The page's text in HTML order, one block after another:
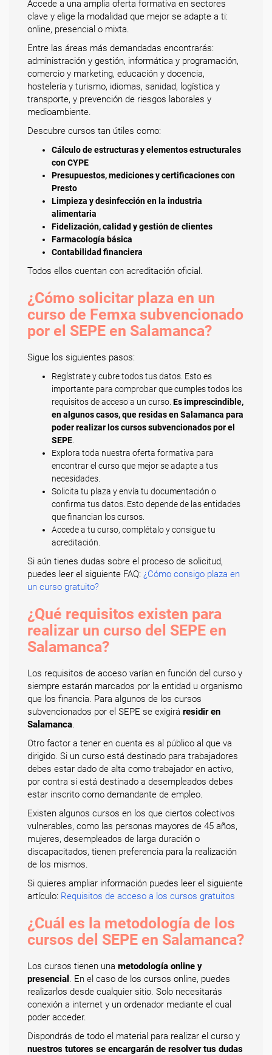
Accede a una amplia oferta formativa en sectores
clave y elige la modalidad que mejor se adapte a ti:
online, presencial o mixta.
Entre las áreas más demandadas encontrarás:
administración y gestión, informática y programación,
comercio y marketing, educación y docencia,
hostelería y turismo, idiomas, sanidad, logística y
transporte, y prevención de riesgos laborales y
medioambiente.
Descubre cursos tan útiles como:
Cálculo de estructuras y elementos estructurales
con CYPE
Presupuestos, mediciones y certificaciones con
Presto
Limpieza y desinfección en la industria
alimentaria
Fidelización, calidad y gestión de clientes
Farmacología básica
Contabilidad financiera
Todos ellos cuentan con acreditación oficial.
¿Cómo solicitar plaza en un
curso de Femxa subvencionado
por el SEPE en Salamanca?
Sigue los siguientes pasos:
Regístrate y cubre todos tus datos. Esto es
importante para comprobar que cumples todos los
requisitos de acceso a un curso. Es imprescindible,
en algunos casos, que residas en Salamanca para
poder realizar los cursos subvencionados por el
SEPE
Explora toda nuestra oferta formativa para
encontrar el curso que mejor se adapte a tus
necesidades.
Solicita tu plaza y envía tu documentación o
confirma tus datos. Esto depende de las entidades
que financian los cursos.
Accede a tu curso, complétalo y consigue tu
acreditación.
Si aún tienes dudas sobre el proceso de solicitud,
puedes leer el siguiente FAQ: ¿Cómo consigo plaza en
un curso gratuito?
¿Qué requisitos existen para
realizar un curso del SEPE en
Salamanca?
Los requisitos de acceso varían en función del curso y
siempre estarán marcados por la entidad u organismo
que los financia. Para algunos de los cursos
subvencionados por el SEPE se exigirá residir en
Salamanca.
Otro factor a tener en cuenta es al público al que va
dirigido. Si un curso está destinado para trabajadores
debes estar dado de alta como trabajador en activo,
por contra si está destinado a desempleados debes
estar inscrito como demandante de empleo.
Existen algunos cursos en los que ciertos colectivos
vulnerables, como las personas mayores de 45 años,
mujeres, desempleados de larga duración o
discapacitados, tienen preferencia para la realización
de los mismos.
Si quieres ampliar información puedes leer el siguiente
artículo: Requisitos de acceso a los cursos gratuitos
¿Cuál es la metodología de los
cursos del SEPE en Salamanca?
Los cursos tienen una metodología online y
presencial . En el caso de los cursos online, puedes
realizarlos desde cualquier sitio. Solo necesitarás
conexión a internet y un ordenador mediante el cual
poder acceder.
Dispondrás de todo el material para realizar el curso y
nuestros tutores se encargarán de resolver tus dudas